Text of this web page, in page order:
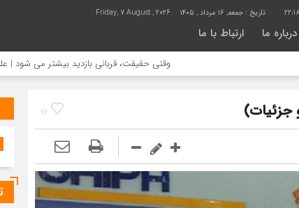
تاریخ : جمعه, ۱۶ مرداد , ۱۴۰۵ Friday, 7 August , 2026
درباره ما ارتباط با ما
وقتی حقیقت، قربانی بازدید بیشتر می شود | علت جمع
16